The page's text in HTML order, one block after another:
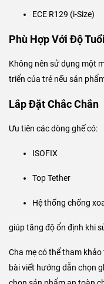
ECE R129 (i-Size)
Phù Hợp Với Độ
Không nên sử dụng một
triển của trẻ nếu sản
Lắp Đặt Chắc Chắn
Ưu tiên các dòng ghế có:
ISOFIX
Top Tether
Hệ thống chống
giúp tăng độ ổn định khi
Cha mẹ có thể tham
bài viết hướng dẫn chọn